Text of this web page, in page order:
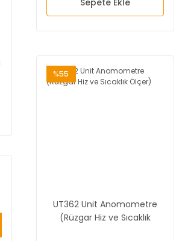
Sepete Ekle
%55
UT362 Unit Anomometre
(Rüzgar Hiz ve Sıcaklık